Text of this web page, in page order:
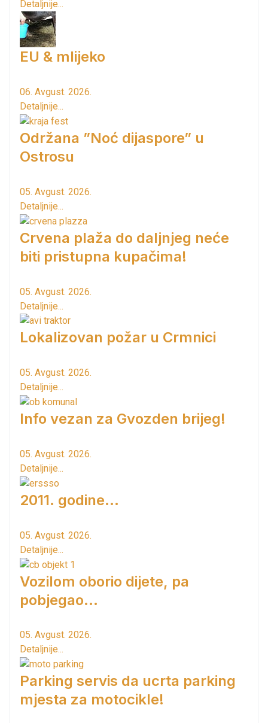
Detaljnije...
EU & mlijeko
06. Avgust. 2026.
Detaljnije...
Održana ”Noć dijaspore” u
Ostrosu
05. Avgust. 2026.
Detaljnije...
Crvena plaža do daljnjeg neće
biti pristupna kupačima!
05. Avgust. 2026.
Detaljnije...
Lokalizovan požar u Crmnici
05. Avgust. 2026.
Detaljnije...
Info vezan za Gvozden brijeg!
05. Avgust. 2026.
Detaljnije...
2011. godine...
05. Avgust. 2026.
Detaljnije...
Vozilom oborio dijete, pa
pobjegao...
05. Avgust. 2026.
Detaljnije...
Parking servis da ucrta parking
mjesta za motocikle!